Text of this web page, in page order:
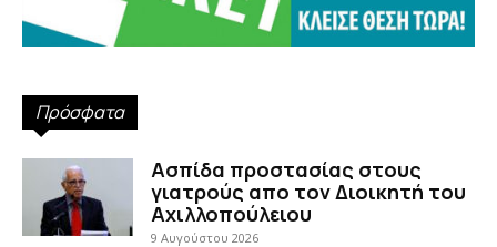
Πρόσφατα
Ασπίδα προστασίας στους
γιατρούς απο τον Διοικητή του
Αχιλλοπούλειου
9 Αυγούστου 2026